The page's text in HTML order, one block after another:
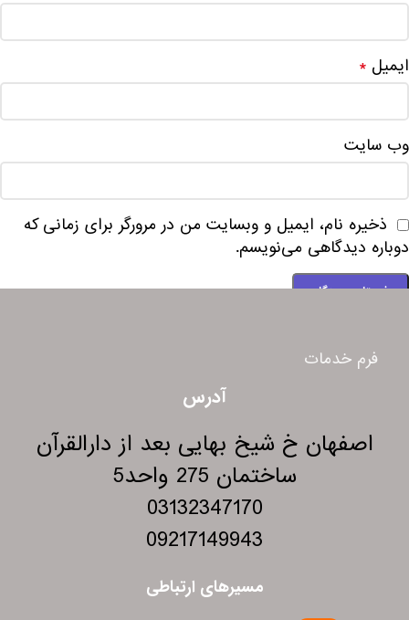
ایمیل *
وب‌ سایت
ذخیره نام، ایمیل و وبسایت من در مرورگر برای زمانی که
دوباره دیدگاهی می‌نویسم.
فرم خدمات
آدرس
اصفهان خ شیخ بهایی بعد از دارالقرآن
ساختمان 275 واحد5
03132347170
09217149943
مسیرهای ارتباطی